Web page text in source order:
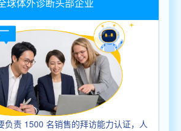
负责 1500 名销售的拜访能力认证，人